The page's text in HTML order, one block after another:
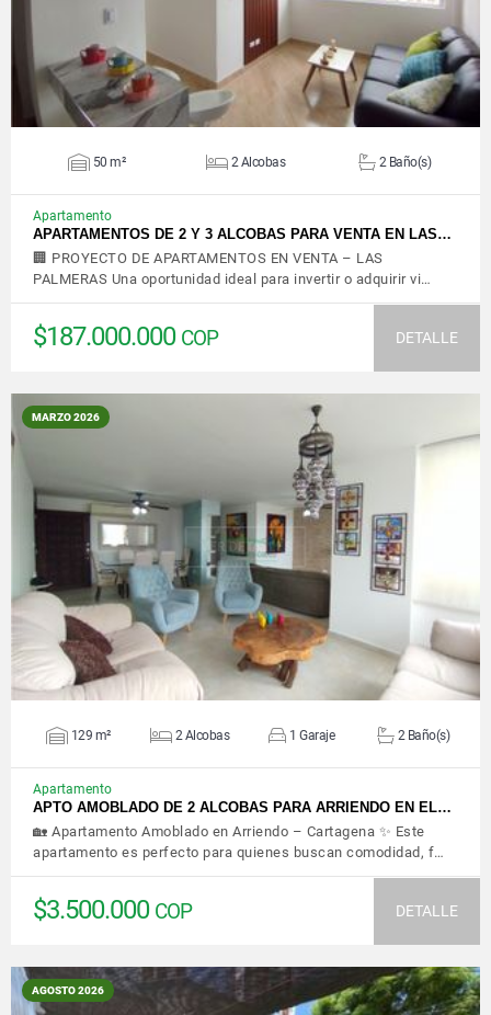
50 m² 2 Alcobas 2 Baño(s)
Apartamento
APARTAMENTOS DE 2 Y 3 ALCOBAS PARA VENTA EN LAS…
🏢 PROYECTO DE APARTAMENTOS EN VENTA – LAS
PALMERAS Una oportunidad ideal para invertir o adquirir vi…
$187.000.000 COP DETALLE
MARZO 2026
VER DETALLES
129 m² 2 Alcobas 1 Garaje 2 Baño(s)
Apartamento
APTO AMOBLADO DE 2 ALCOBAS PARA ARRIENDO EN EL…
🏡 Apartamento Amoblado en Arriendo – Cartagena ✨ Este
apartamento es perfecto para quienes buscan comodidad, f…
$3.500.000 COP DETALLE
AGOSTO 2026